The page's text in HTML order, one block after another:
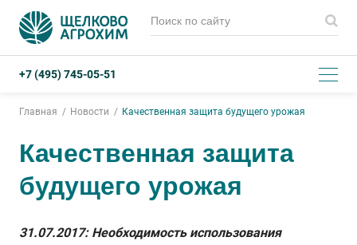
+7 (495) 745-05-51
Главная Новости Качественная защита будущего урожая
Качественная защита
будущего урожая
31.07.2017: Необходимость использования